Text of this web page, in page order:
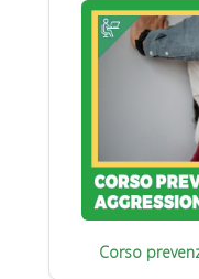
Corso